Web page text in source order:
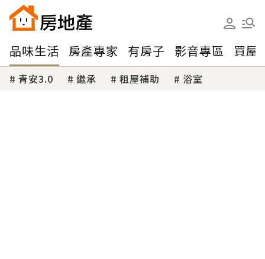
品味生活 房產專家 有房子 影音專區 買屋
青安3.0 繼承 租屋補助 浴室